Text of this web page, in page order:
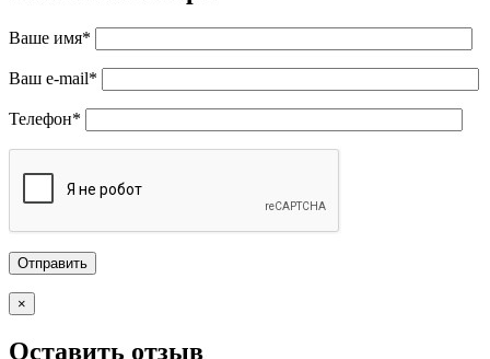
Ваше имя*
Ваш e-mail*
Телефон*
×
Оставить отзыв